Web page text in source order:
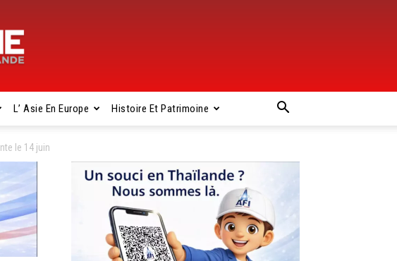
L’ Asie En Europe Histoire Et Patrimoine
le 14 juin